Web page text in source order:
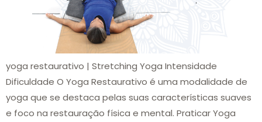
yoga restaurativo | Stretching Yoga Intensidade
Dificuldade O Yoga Restaurativo é uma modalidade de
yoga que se destaca pelas suas características suaves
e foco na restauração física e mental. Praticar Yoga